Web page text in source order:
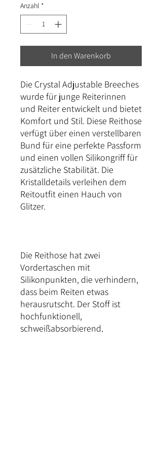
Anzahl *
In den Warenkorb
Die Crystal Adjustable Breeches
wurde für junge Reiterinnen
und Reiter entwickelt und bietet
Komfort und Stil. Diese Reithose
verfügt über einen verstellbaren
Bund für eine perfekte Passform
und einen vollen Silikongriff für
zusätzliche Stabilität. Die
Kristalldetails verleihen dem
Reitoutfit einen Hauch von
Glitzer.
Die Reithose hat zwei
Vordertaschen mit
Silikonpunkten, die verhindern,
dass beim Reiten etwas
herausrutscht. Der Stoff ist
hochfunktionell,
schweißabsorbierend,